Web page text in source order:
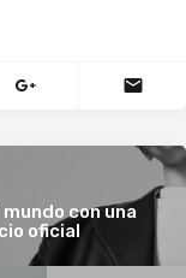
con una
oficial